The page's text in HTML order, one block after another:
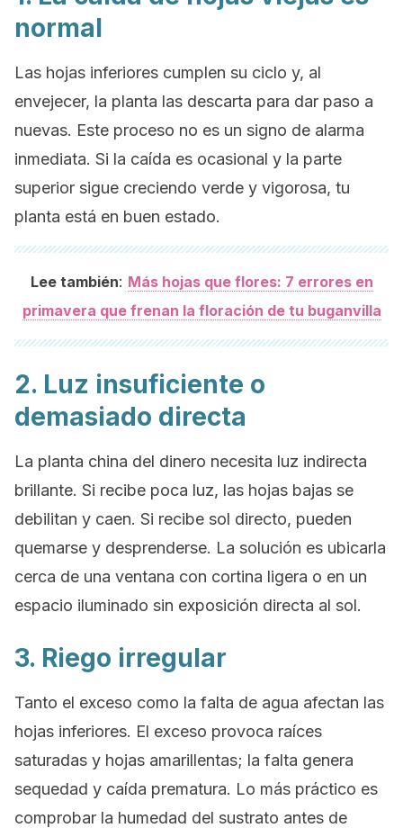
normal
Las hojas inferiores cumplen su ciclo y, al
envejecer, la planta las descarta para dar paso a
nuevas. Este proceso no es un signo de alarma
inmediata. Si la caída es ocasional y la parte
superior sigue creciendo verde y vigorosa, tu
planta está en buen estado.
Lee también: Más hojas que flores: 7 errores en
primavera que frenan la floración de tu buganvilla
2. Luz insuficiente o
demasiado directa
La planta china del dinero necesita luz indirecta
brillante. Si recibe poca luz, las hojas bajas se
debilitan y caen. Si recibe sol directo, pueden
quemarse y desprenderse. La solución es ubicarla
cerca de una ventana con cortina ligera o en un
espacio iluminado sin exposición directa al sol.
3. Riego irregular
Tanto el exceso como la falta de agua afectan las
hojas inferiores. El exceso provoca raíces
saturadas y hojas amarillentas; la falta genera
sequedad y caída prematura. Lo más práctico es
comprobar la humedad del sustrato antes de